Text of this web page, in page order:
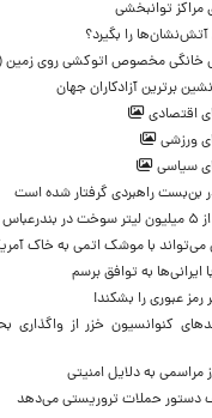
توانبخشی
آتش‌نشان‌ها را بگیرد؟
خانگی مخصوص اتوکشی روی زمین
برترین آزادکاران جهان
اقتصادی
ورزشی
سیاسی
بن‌بست راهبردی گرفتار شده است
با موشک اتمی به خاک
به توافق برسم
رمز عبوری را بشکند!
کنوانسیون خزر از واگذاری
مراسمی به دلایل امنیتی
دستور حملات تروریستی می‌دهد